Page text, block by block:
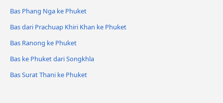
Bas Phang Nga ke Phuket
Bas dari Prachuap Khiri Khan ke Phuket
Bas Ranong ke Phuket
Bas ke Phuket dari Songkhla
Bas Surat Thani ke Phuket